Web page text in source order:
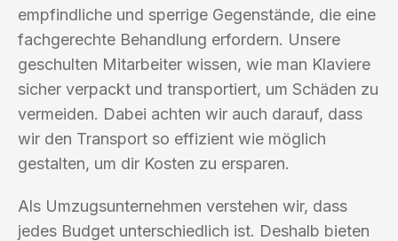
empfindliche und sperrige Gegenstände, die eine
fachgerechte Behandlung erfordern. Unsere
geschulten Mitarbeiter wissen, wie man Klaviere
sicher verpackt und transportiert, um Schäden zu
vermeiden. Dabei achten wir auch darauf, dass
wir den Transport so effizient wie möglich
gestalten, um dir Kosten zu ersparen.
Als Umzugsunternehmen verstehen wir, dass
jedes Budget unterschiedlich ist. Deshalb bieten